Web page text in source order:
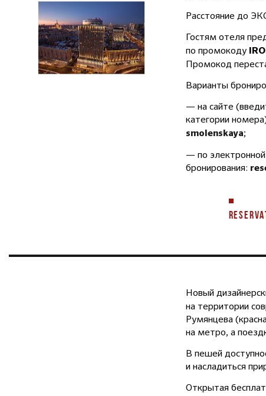
Расстояние до
Гостям отеля
по промокоду
Промокод
Варианты
— на сайте
категории
smolenskaya;
— по
бронирования:
Новый
на территории
Румянцева
на метро, а
В пешей
и насладиться
Открытая